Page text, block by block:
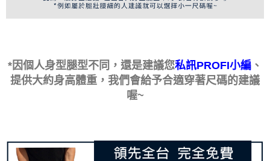
*因個人身型腿型不同，還是建議您私訊PROFI小編 、
提供大約身高體重，我們會給予合適穿著尺碼的建議
喔~